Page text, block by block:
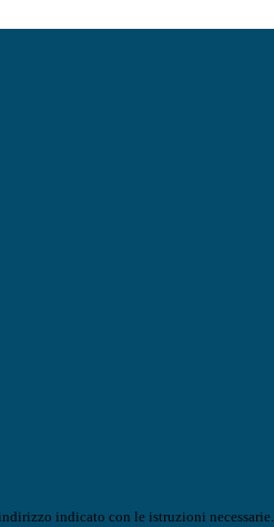
indicato con le istruzioni necessarie.